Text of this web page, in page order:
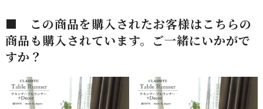
■ この商品を購入されたお客様はこちらの
商品も購入されています。ご一緒にいかがで
すか？